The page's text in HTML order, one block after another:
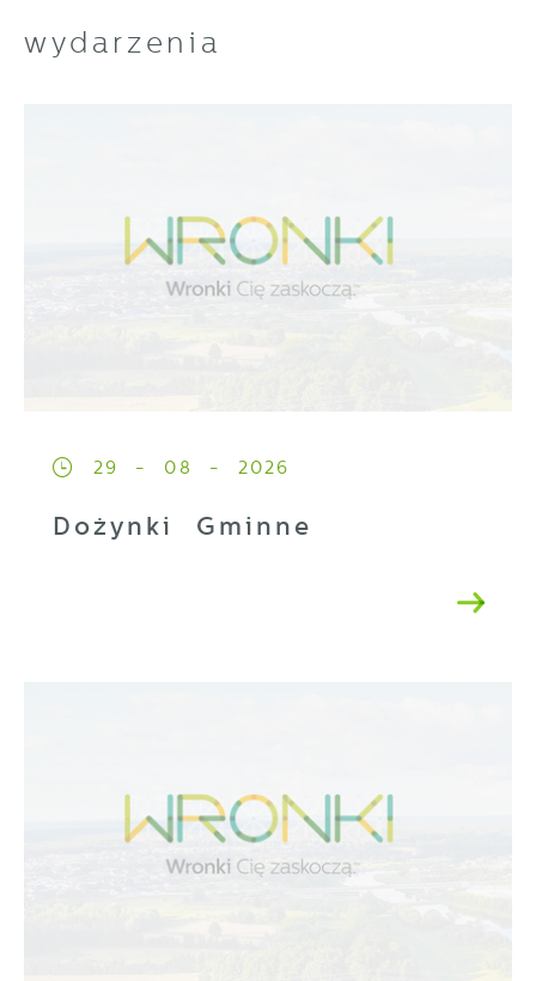
wydarzenia
29 - 08 - 2026
Dożynki Gminne